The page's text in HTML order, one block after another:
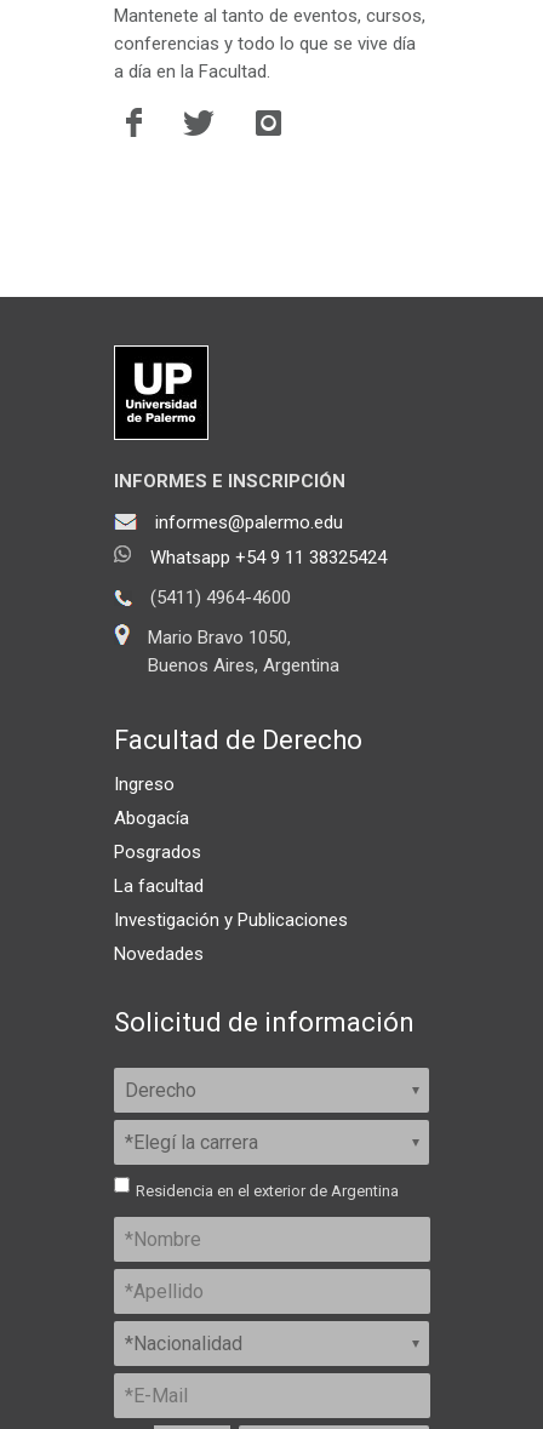
Mantenete al tanto de eventos, cursos,
conferencias y todo lo que se vive día
a día en la Facultad.
INFORMES E INSCRIPCIÓN
informes@palermo.edu
Whatsapp +54 9 11 38325424
(5411) 4964-4600
Mario Bravo 1050,
Buenos Aires, Argentina
Facultad de Derecho
Ingreso
Abogacía
Posgrados
La facultad
Investigación y Publicaciones
Novedades
Solicitud de información
Residencia en el exterior de Argentina